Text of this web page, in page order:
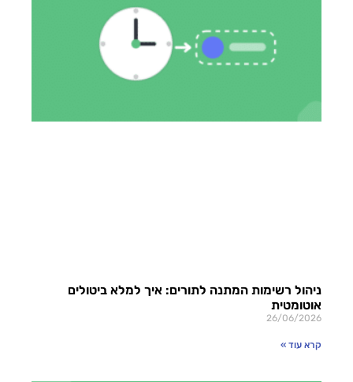
ניהול רשימות המתנה לתורים: איך למלא ביטולים
אוטומטית
26/06/2026
קרא עוד »